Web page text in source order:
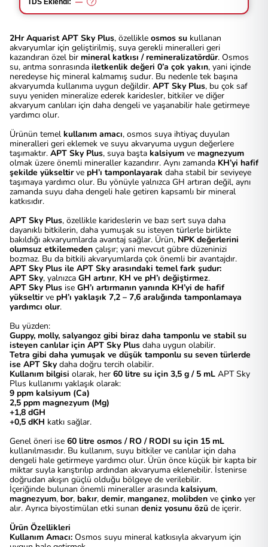
TDS Eklendi: — ?
2Hr Aquarist APT Sky Plus, özellikle osmos su kullanan
akvaryumlar için geliştirilmiş, suya gerekli mineralleri geri
kazandıran özel bir mineral katkısı / remineralizatördür. Osmos
su, arıtma sonrasında iletkenlik değeri 0’a çok yakın, yani içinde
neredeyse hiç mineral kalmamış sudur. Bu nedenle tek başına
akvaryumda kullanıma uygun değildir. APT Sky Plus, bu çok saf
suyu yeniden mineralize ederek karidesler, bitkiler ve diğer
akvaryum canlıları için daha dengeli ve yaşanabilir hale getirmeye
yardımcı olur.
Ürünün temel kullanım amacı, osmos suya ihtiyaç duyulan
mineralleri geri eklemek ve suyu akvaryuma uygun değerlere
taşımaktır. APT Sky Plus, suya başta kalsiyum ve magnezyum
olmak üzere önemli mineraller kazandırır. Aynı zamanda KH’yi hafif
şekilde yükseltirve pH’ı tamponlayarak daha stabil bir seviyeye
taşımaya yardımcı olur. Bu yönüyle yalnızca GH artıran değil, aynı
zamanda suyu daha dengeli hale getiren kapsamlı bir mineral
katkısıdır.
APT Sky Plus, özellikle karideslerin ve bazı sert suya daha
dayanıklı bitkilerin, daha yumuşak su isteyen türlerle birlikte
bakıldığı akvaryumlarda avantaj sağlar. Ürün, NPK değerlerini
olumsuz etkilemeden çalışır; yani mevcut gübre düzeninizi
bozmaz. Bu da bitkili akvaryumlarda çok önemli bir avantajdır.
APT Sky Plus ile APT Sky arasındaki temel fark şudur:
APT Sky, yalnızca GH artırır, KH ve pH’ı değiştirmez.
APT Sky Plus ise GH’ı artırmanın yanında KH’yi de hafif
yükseltirve pH’ı yaklaşık 7,2 – 7,6 aralığında tamponlamaya
yardımcı olur.
Bu yüzden:
Guppy, molly, salyangoz gibi biraz daha tamponlu ve stabil su
isteyen canlılar için APT Sky Plus daha uygun olabilir.
Tetra gibi daha yumuşak ve düşük tamponlu su seven türlerde
ise APT Sky daha doğru tercih olabilir.
Kullanım bilgisi olarak, her 60 litre su için 3,5 g / 5 mL APT Sky
Plus kullanımı yaklaşık olarak:
9 ppm kalsiyum (Ca)
2,5 ppm magnezyum (Mg)
+1,8 dGH
+0,5 dKH katkı sağlar.
Genel öneri ise 60 litre osmos / RO / RODI su için 15 mL
kullanılmasıdır. Bu kullanım, suyu bitkiler ve canlılar için daha
dengeli hale getirmeye yardımcı olur. Ürün önce küçük bir kapta bir
miktar suyla karıştırılıp ardından akvaryuma eklenebilir. İstenirse
doğrudan akışın güçlü olduğu bölgeye de verilebilir.
İçeriğinde bulunan önemli mineraller arasında kalsiyum,
magnezyum, bor, bakır, demir, manganez, molibden ve çinko yer
alır. Ayrıca biyostimülan etki sunan deniz yosunu özü de içerir.
Ürün Özellikleri
Kullanım Amacı: Osmos suyu mineral katkısıyla akvaryum için